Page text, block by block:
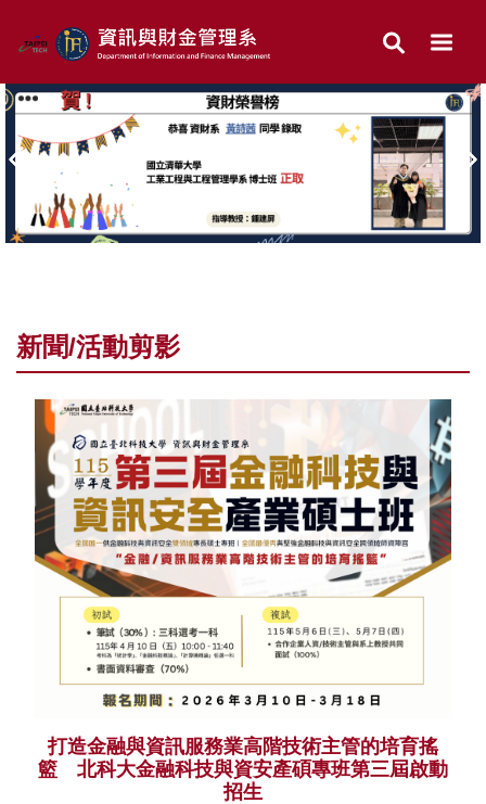
到
要
內
區
新聞/活動剪影
打造金融與資訊服務業高階技術主管的培育搖
籃 北科大金融科技與資安產碩專班第三屆啟動
招生